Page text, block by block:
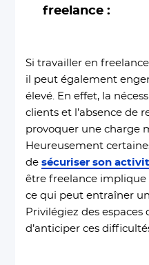
freelance :
Si travailler en
il peut également
élevé. En effet, la
clients et l’absence de
provoquer une charge
Heureusement
desécuriser son
être freelance implique
ce qui peut entraîner
Privilégiez des
d’anticiper ces